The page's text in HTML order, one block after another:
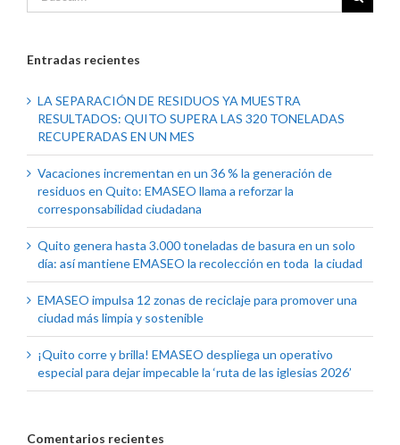
Entradas recientes
LA SEPARACIÓN DE RESIDUOS YA MUESTRA
RESULTADOS: QUITO SUPERA LAS 320 TONELADAS
RECUPERADAS EN UN MES
Vacaciones incrementan en un 36 % la generación de
residuos en Quito: EMASEO llama a reforzar la
corresponsabilidad ciudadana
Quito genera hasta 3.000 toneladas de basura en un solo
día: así mantiene EMASEO la recolección en toda la ciudad
EMASEO impulsa 12 zonas de reciclaje para promover una
ciudad más limpia y sostenible
¡Quito corre y brilla! EMASEO despliega un operativo
especial para dejar impecable la ‘ruta de las iglesias 2026’
Comentarios recientes